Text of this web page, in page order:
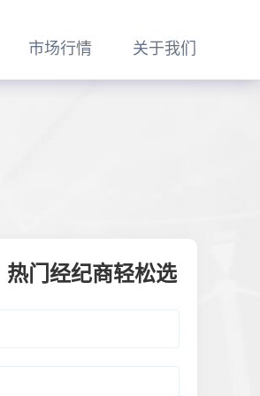
市场行情 关于我们
热门经纪商轻松选